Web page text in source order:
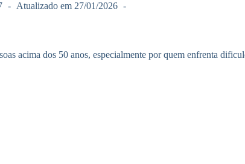
Atualizado em 27/01/2026
acima dos 50 anos, especialmente por quem enfrenta